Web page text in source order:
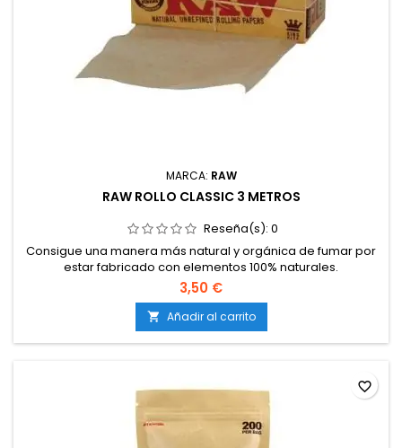
MARCA: RAW
RAW ROLLO CLASSIC 3 METROS
Reseña(s): 0
Consigue una manera más natural y orgánica de fumar por
estar fabricado con elementos 100% naturales.
3,50 €
 Añadir al carrito
favorite_border